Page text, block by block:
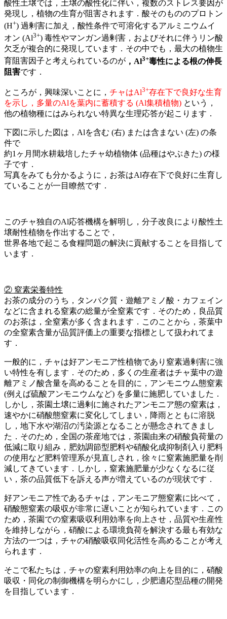
酸性土壌では，土壌の酸性化に伴い，複数のストレス要因が
発現し，植物の生育が阻害されます．酸そのもののプロトン
(H+) 過剰害に加え，酸性条件で可溶化するアルミニウムイ
オン (Al3+) 毒性やマンガン過剰害，およびそれに伴うリン酸
欠乏が複合的に発現しています．その中でも，最大の植物生
育阻害因子と考えられているのが ，Al3+毒性による根の伸長
阻害です．
ところが，興味深いことに， チャはAl3+存在下で良好な生育
を示し，多量のAlを葉内に蓄積する (Al集積植物) という，
他の植物種にはみられない特異な生理応答が起こります．
下図に示した図は，Alを含む (右) または含まない (左) の条
件で
約1ヶ月間水耕栽培したチャ幼植物体 (品種はやぶきた) の様
子です．
写真をみても分かるように，お茶はAl存在下で良好に生育し
ていることが一目瞭然です．
このチャ独自のAl応答機構を解明し，分子改良により酸性土
壌耐性植物を作出することで，
世界各地で起こる食糧問題の解決に貢献することを目指して
います．
② 窒素栄養特性
お茶の成分のうち，タンパク質・遊離アミノ酸・カフェイン
などに含まれる窒素の総量が全窒素です．そのため，良品質
のお茶は，全窒素が多く含まれます．このことから，茶葉中
の全窒素含量が品質評価上の重要な指標として扱われてま
す．
一般的に，チャは好アンモニア性植物であり窒素過剰害に強
い特性を有します．そのため，多くの生産者はチャ葉中の遊
離アミノ酸含量を高めることを目的に，アンモニウム態窒素
(例えば硫酸アンモニウムなど) を多量に施肥していました．
しかし，茶園土壌に過剰に施されたアンモニア態の窒素は，
速やかに硝酸態窒素に変化してしまい，降雨とともに溶脱
し，地下水や湖沼の汚染源となることが懸念されてきまし
た．そのため，全国の茶産地では，茶園由来の硝酸負荷量の
低減に取り組み，肥効調節型肥料や硝酸化成抑制剤入り肥料
の使用など肥料管理系が見直しされ，徐々に窒素施肥量を削
減してきています．しかし，窒素施肥量が少なくなるに従
い，茶の品質低下を訴える声が増えているのが現状です．
好アンモニア性であるチャは，アンモニア態窒素に比べて，
硝酸態窒素の吸収が非常に遅いことが知られています．この
ため，茶園での窒素吸収利用効率を向上させ，品質や生産性
を維持しながら，硝酸による環境負荷を解決する最も有効な
方法の一つは，チャの硝酸吸収同化活性を高めることが考え
られます．
そこで私たちは，チャの窒素利用効率の向上を目的に，硝酸
吸収・同化の制御機構を明らかにし，少肥適応型品種の開発
を目指しています．